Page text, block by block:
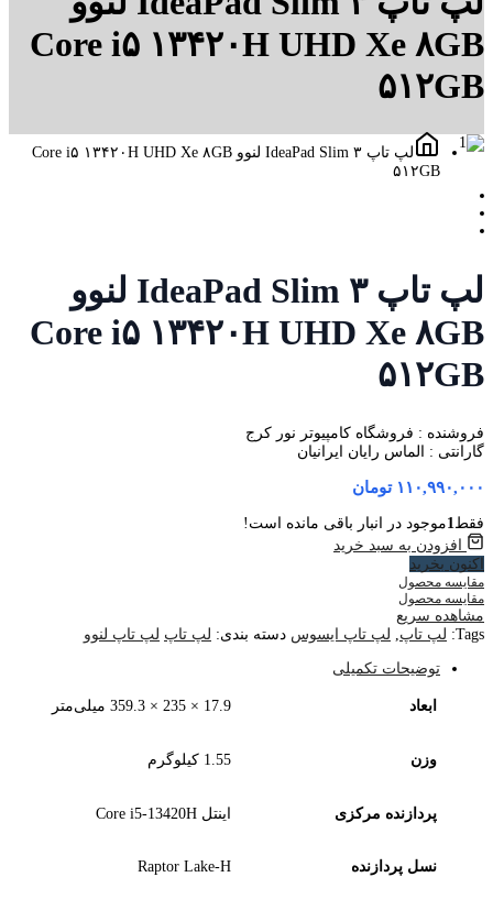
Core i۵ ۱۳۴۲۰H UHD Xe ۸GB
۵۱۲GB
لپ تاپ IdeaPad Slim ۳ لنوو Core i۵ ۱۳۴۲۰H UHD Xe ۸GB
۵۱۲GB
لپ تاپ IdeaPad Slim ۳ لنوو
Core i۵ ۱۳۴۲۰H UHD Xe ۸GB
۵۱۲GB
فروشنده : فروشگاه کامپیوتر نور کرج
گارانتی : الماس رایان ایرانیان
۱۱۰,۹۹۰,۰۰۰ تومان
فقط1موجود در انبار باقی مانده است!
افزودن به سبد خرید
اکنون بخرید
مقایسه محصول
مقایسه محصول
مشاهده سریع
Tags: لپ تاپ, لپ تاپ ایسوس دسته بندی: لپ تاپ لپ تاپ لنوو
توضیحات تکمیلی
ابعاد 17.9 × 235 × 359.3 میلی‌متر
وزن 1.55 کیلوگرم
پردازنده مرکزی اینتل Core i5-13420H
نسل پردازنده Raptor Lake-H